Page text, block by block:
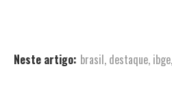
Neste artigo: brasil, destaque, ibge,